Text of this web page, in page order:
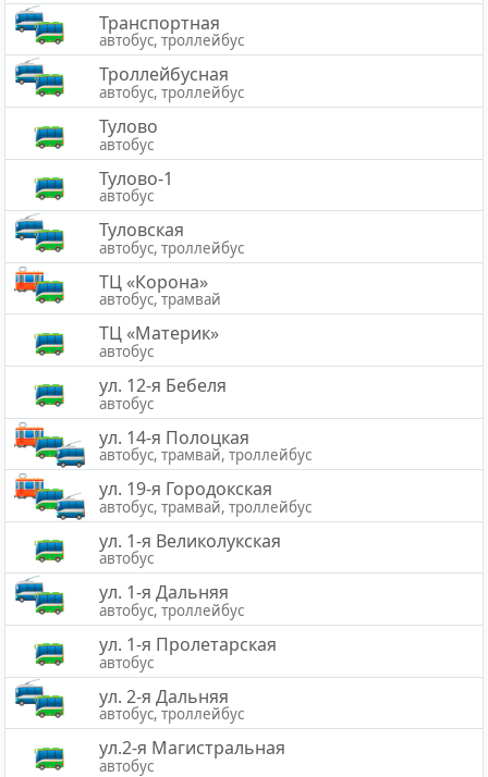
Транспортная
автобус, троллейбус
Троллейбусная
автобус, троллейбус
Тулово
автобус
Тулово-1
автобус
Туловская
автобус, троллейбус
ТЦ «Корона»
автобус, трамвай
ТЦ «Материк»
автобус
ул. 12-я Бебеля
автобус
ул. 14-я Полоцкая
автобус, трамвай, троллейбус
ул. 19-я Городокская
автобус, трамвай, троллейбус
ул. 1-я Великолукская
автобус
ул. 1-я Дальняя
автобус, троллейбус
ул. 1-я Пролетарская
автобус
ул. 2-я Дальняя
автобус, троллейбус
ул.2-я Магистральная
автобус